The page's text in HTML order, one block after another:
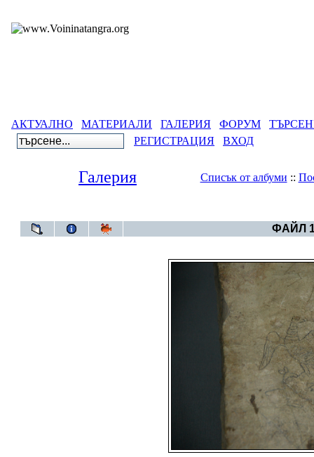
АКТУАЛНО МАТЕРИАЛИ ГАЛЕРИЯ ФОРУМ
РЕГИСТРАЦИЯ
ВХОД
Галерия Списък от албуми ::
ФАЙЛ